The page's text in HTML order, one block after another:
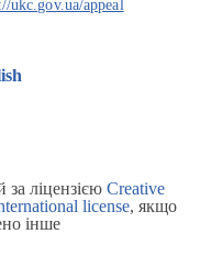
ukc.gov.ua/appeal
ліцензією Creative
license, якщо
інше